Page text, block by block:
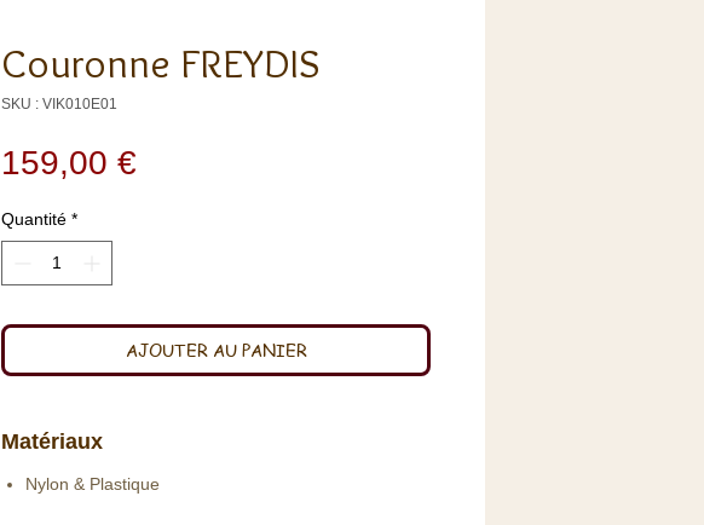
Couronne FREYDIS
SKU : VIK010E01
159,00 €
Quantité *
AJOUTER AU PANIER
Matériaux
Nylon & Plastique